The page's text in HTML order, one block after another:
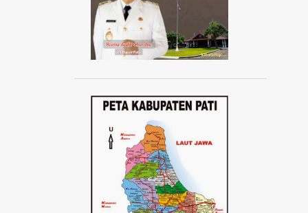
AKAD MASSAL KPR SUBSIDI
AKADEMI SEPAK BOLA
AKBAR TANDJUNG AKSI 1000 LILIN
AKSI BELA DUKUNG PALESTINA
AKSI BORONG
AKSI DAMAI ANTI PREMANISME
AKSI DAMAI WARGA PATI
AKSI DEMO TOLAK KENAIKAN PAJAK